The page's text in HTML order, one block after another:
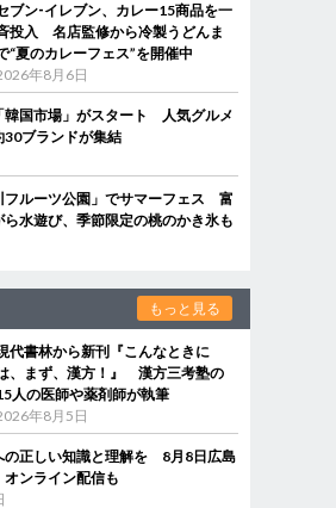
ブン‐イレブン、カレー15商品を一
投入 名店監修から冷製うどんま
“夏のカレーフェス”を開催中
年8月6日
韓国市場」がスタート 人気グルメ
30ブランドが集結
フルーツ公園」でサマーフェス 富
水遊び、季節限定の桃のかき氷も
もっと見る
代書林から新刊『こんなときに
、まず、漢方！』 漢方三考塾の
人の医師や薬剤師が執筆
年8月5日
の正しい知識と理解を 8月8日広島
ンライン配信も